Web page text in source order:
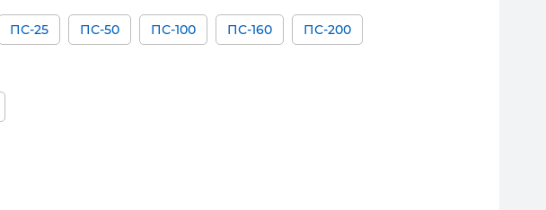
ПС-25 ПС-50 ПС-100 ПС-160 ПС-200